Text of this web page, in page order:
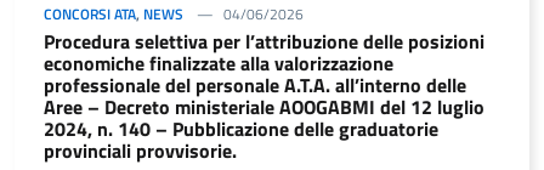
CONCORSI ATA, NEWS 04/06/2026
Procedura selettiva per l’attribuzione delle posizioni
economiche finalizzate alla valorizzazione
professionale del personale A.T.A. all’interno delle
Aree – Decreto ministeriale AOOGABMI del 12 luglio
2024, n. 140 – Pubblicazione delle graduatorie
provinciali provvisorie.